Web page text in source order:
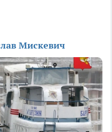
Мискевич